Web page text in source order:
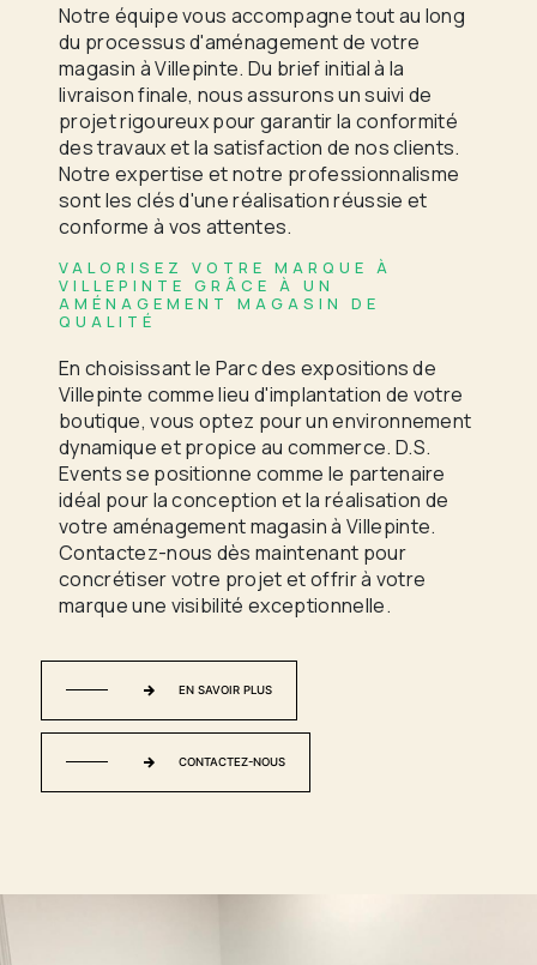
Notre équipe vous accompagne tout au long
du processus d'aménagement de votre
magasin à Villepinte. Du brief initial à la
livraison finale, nous assurons un suivi de
projet rigoureux pour garantir la conformité
des travaux et la satisfaction de nos clients.
Notre expertise et notre professionnalisme
sont les clés d'une réalisation réussie et
conforme à vos attentes.
VALORISEZ VOTRE MARQUE À
VILLEPINTE GRÂCE À UN
AMÉNAGEMENT MAGASIN DE
QUALITÉ
En choisissant le Parc des expositions de
Villepinte comme lieu d'implantation de votre
boutique, vous optez pour un environnement
dynamique et propice au commerce. D.S.
Events se positionne comme le partenaire
idéal pour la conception et la réalisation de
votre aménagement magasin à Villepinte.
Contactez-nous dès maintenant pour
concrétiser votre projet et offrir à votre
marque une visibilité exceptionnelle.
EN SAVOIR PLUS
CONTACTEZ-NOUS